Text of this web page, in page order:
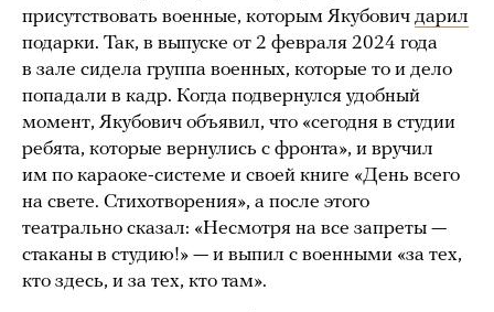
присутствовать военные, которым Якубович дарил
подарки. Так, в выпуске от 2 февраля 2024 года
в зале сидела группа военных, которые то и дело
попадали в кадр. Когда подвернулся удобный
момент, Якубович объявил, что «сегодня в студии
ребята, которые вернулись с фронта», и вручил
им по караоке-системе и своей книге «День всего
на свете. Стихотворения», а после этого
театрально сказал: «Несмотря на все запреты —
стаканы в студию!» — и выпил с военными «за тех,
кто здесь, и за тех, кто там».